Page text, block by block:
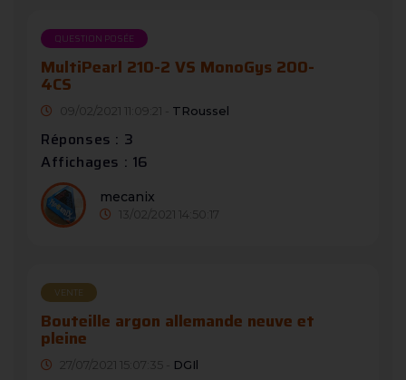
QUESTION POSÉE
MultiPearl 210-2 VS MonoGys 200-
4CS
09/02/2021 11:09:21 - TRoussel
Réponses : 3
Affichages : 16
mecanix
13/02/2021 14:50:17
VENTE
Bouteille argon allemande neuve et
pleine
27/07/2021 15:07:35 - DGIl